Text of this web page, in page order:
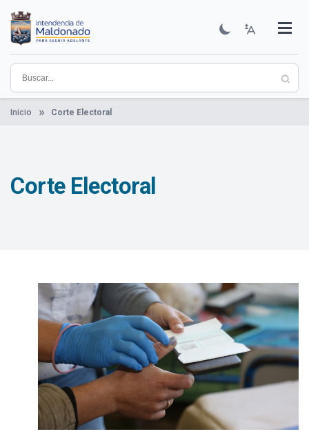
contenido
principal
Institucional
Municipios
Descubre Maldonado
Comunicación
Servicios
Guía De Trámites
Ver Noticias
Inicio Corte Electoral
Corte Electoral